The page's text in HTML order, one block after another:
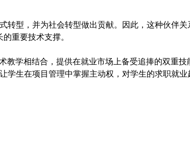
转型，并为社会转型做出贡献。因此，这种伙伴关
重要技术支撑。
学相结合，提供在就业市场上备受追捧的双重技
学生在项目管理中掌握主动权，对学生的求职就业